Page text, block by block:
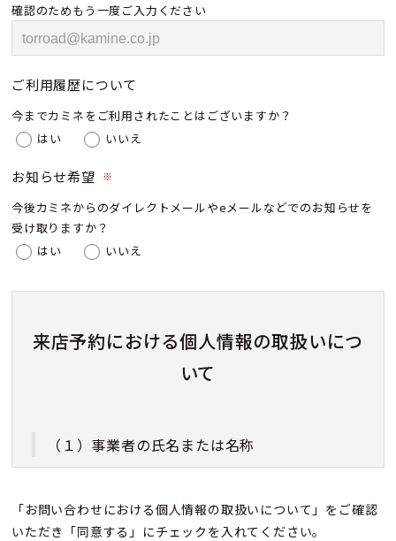
確認のためもう一度ご入力ください
ご利用履歴について
今までカミネをご利用されたことはございますか？
はい
いいえ
お知らせ希望 ※
今後カミネからのダイレクトメールやeメールなどでのお知らせを
受け取りますか？
はい
いいえ
来店予約における個人情報の取扱いにつ
いて
（１）事業者の氏名または名称
「お問い合わせにおける個人情報の取扱いについて」をご確認
いただき「同意する」にチェックを入れてください。